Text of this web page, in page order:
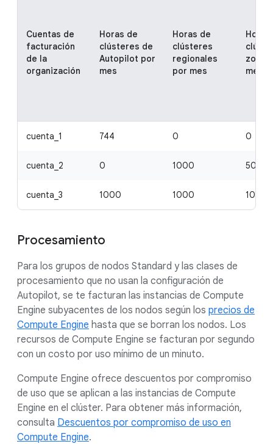
Cuentas de
facturación
de la
organización
Horas de
clústeres de
Autopilot por
mes
Horas de
clústeres
regionales
por mes
Horas
mes
cuenta_1 744 0 0
cuenta_2 0 1000 500
cuenta_3 1000 1000 1000
Procesamiento
Para los grupos de nodos Standard y las clases de
procesamiento que no usan la configuración de
Autopilot, se te facturan las instancias de Compute
Engine subyacentes de los nodos según los precios de
Compute Engine hasta que se borran los nodos. Los
recursos de Compute Engine se facturan por segundo
con un costo por uso mínimo de un minuto.
Compute Engine ofrece descuentos por compromiso
de uso que se aplican a las instancias de Compute
Engine en el clúster. Para obtener más información,
consulta Descuentos por compromiso de uso en
Compute Engine.